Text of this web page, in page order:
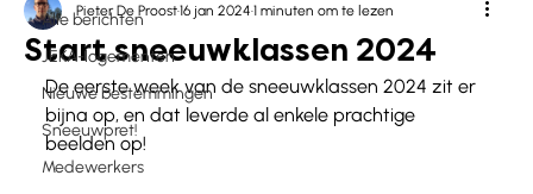
Alle berichten
JEKA-logementen
Nieuwe bestemmingen
Sneeuwpret!
Medewerkers
Start sneeuwklassen 2024
Pieter De Proost16 jan 2024 1 minuten om te lezen
De eerste week van de sneeuwklassen 2024 zit er
bijna op, en dat leverde al enkele prachtige
beelden op!